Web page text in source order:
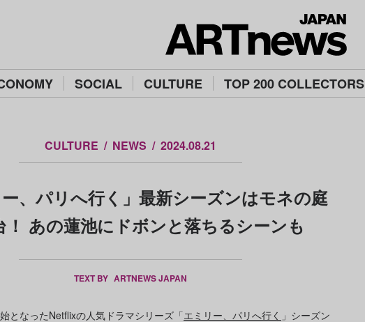
SOCIAL CULTURE TOP 200 COLLECTORS
CULTURE NEWS 2024.08.21
ー、パリへ行く」最新シーズンはモネの庭
！ あの蓮池にドボンと落ちるシーンも
TEXT BY ARTNEWS JAPAN
となったNetflixの人気ドラマシリーズ「エミリー、パリへ行く 」シーズン